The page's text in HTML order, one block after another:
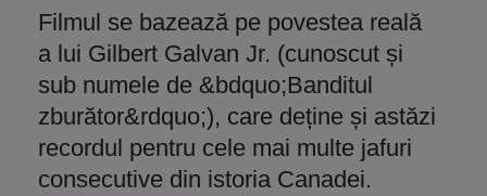
Filmul se bazează pe povestea reală
a lui Gilbert Galvan Jr. (cunoscut și
sub numele de &bdquo;Banditul
zburător&rdquo;), care deține și astăzi
recordul pentru cele mai multe jafuri
consecutive din istoria Canadei.